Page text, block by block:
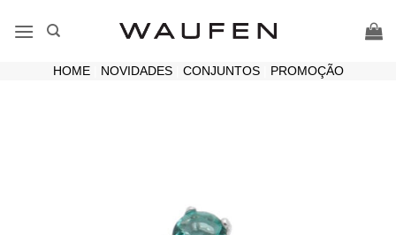
HOME| NOVIDADES| CONJUNTOS| PROMOÇÃO